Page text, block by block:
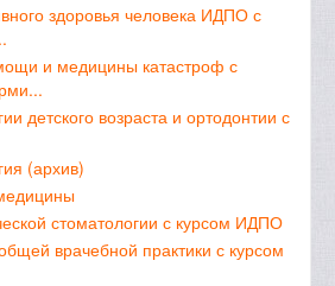
здоровья человека ИДПО с
и медицины катастроф с
детского возраста и ортодонтии с
(архив)
стоматологии с курсом ИДПО
врачебной практики с курсом